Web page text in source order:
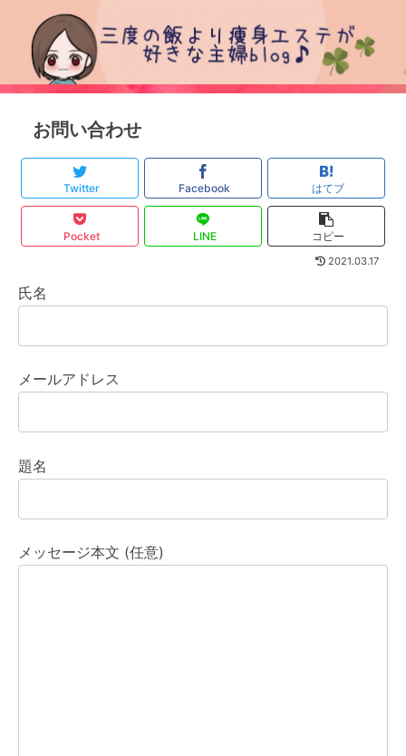
お問い合わせ
Twitter Facebook はてブ
Pocket LINE コピー
2021.03.17
氏名
メールアドレス
題名
メッセージ本文 (任意)